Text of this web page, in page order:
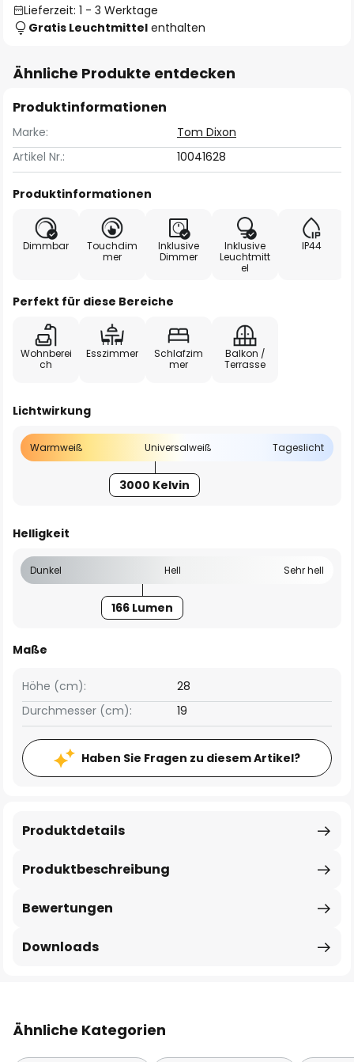
Lieferzeit: 1 - 3 Werktage
Gratis Leuchtmittel enthalten
Ähnliche Produkte entdecken
Produktinformationen
Marke:
Tom Dixon
Artikel Nr.:
10041628
Produktinformationen
Dimmbar
Touchdim
mer
Inklusive
Dimmer
Inklusive
Leuchtmitt
el
IP44
Perfekt für diese Bereiche
Wohnberei
ch
Esszimmer
Schlafzim
mer
Balkon /
Terrasse
Lichtwirkung
Warmweiß Universalweiß Tageslicht
3000 Kelvin
Helligkeit
Dunkel Hell Sehr hell
166 Lumen
Maße
Höhe (cm):
28
Durchmesser (cm):
19
Haben Sie Fragen zu diesem Artikel?
Produktbeschreibung
Produktdetails
Bewertungen
Downloads
Ähnliche Kategorien